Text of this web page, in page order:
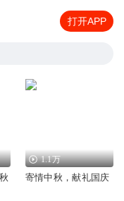
打开APP
1.1万
寄情中秋，献礼国庆